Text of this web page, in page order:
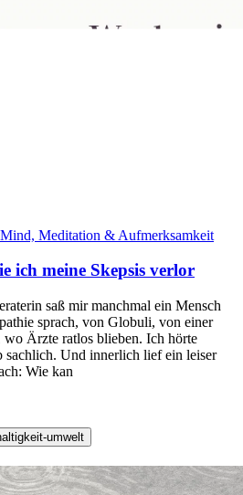
Meditation & Aufmerksamkeit
ich meine Skepsis verlor
saß mir manchmal ein Mensch
sprach, von Globuli, von einer
Ärzte ratlos blieben. Ich hörte
sachlich. Und innerlich lief ein leiser
Wie kan
umwelt